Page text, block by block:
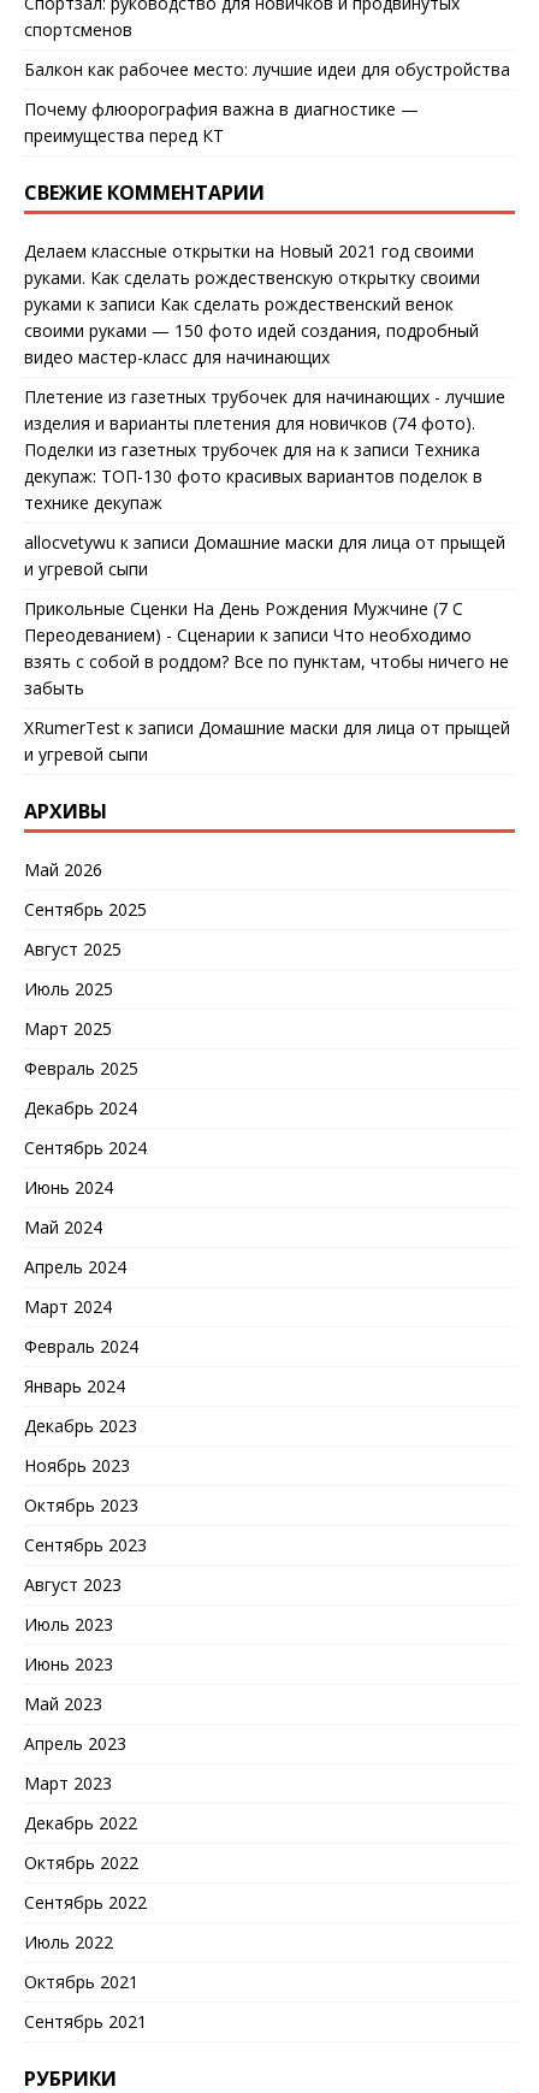
спортсменов
Балкон как рабочее место: лучшие идеи для обустройства
Почему флюорография важна в диагностике —
преимущества перед КТ
СВЕЖИЕ КОММЕНТАРИИ
Делаем классные открытки на Новый 2021 год своими
руками. Как сделать рождественскую открытку своими
руками к записи Как сделать рождественский венок
своими руками — 150 фото идей создания, подробный
видео мастер-класс для начинающих
Плетение из газетных трубочек для начинающих - лучшие
изделия и варианты плетения для новичков (74 фото).
Поделки из газетных трубочек для на к записи Техника
декупаж: ТОП-130 фото красивых вариантов поделок в
технике декупаж
allocvetywu к записи Домашние маски для лица от прыщей
и угревой сыпи
Прикольные Сценки На День Рождения Мужчине (7 С
Переодеванием) - Сценарии к записи Что необходимо
взять с собой в роддом? Все по пунктам, чтобы ничего не
забыть
XRumerTest к записи Домашние маски для лица от прыщей
и угревой сыпи
АРХИВЫ
Май 2026
Сентябрь 2025
Август 2025
Июль 2025
Март 2025
Февраль 2025
Декабрь 2024
Сентябрь 2024
Июнь 2024
Май 2024
Апрель 2024
Март 2024
Февраль 2024
Январь 2024
Декабрь 2023
Ноябрь 2023
Октябрь 2023
Сентябрь 2023
Август 2023
Июль 2023
Июнь 2023
Май 2023
Апрель 2023
Март 2023
Декабрь 2022
Октябрь 2022
Сентябрь 2022
Июль 2022
Октябрь 2021
Сентябрь 2021
РУБРИКИ